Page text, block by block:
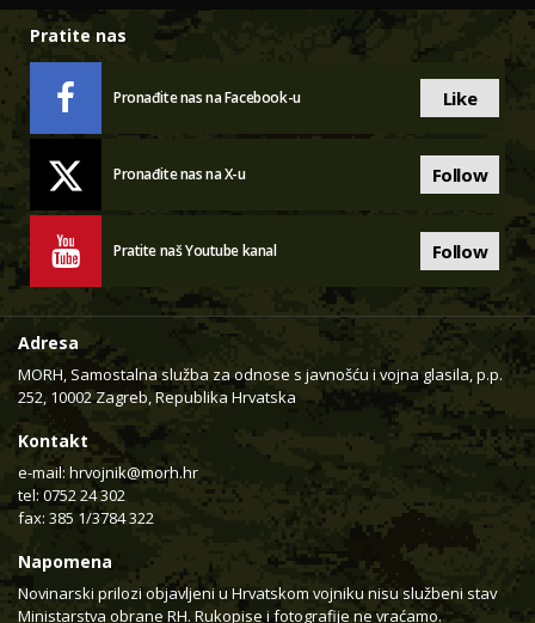
Pratite nas
Pronađite nas na Facebook-u Like
Pronađite nas na X-u Follow
Pratite naš Youtube kanal Follow
Adresa
MORH, Samostalna služba za odnose s javnošću i vojna glasila, p.p.
252, 10002 Zagreb, Republika Hrvatska
Kontakt
e-mail: hrvojnik@morh.hr
tel: 0752 24 302
fax: 385 1/3784 322
Napomena
Novinarski prilozi objavljeni u Hrvatskom vojniku nisu službeni stav
Ministarstva obrane RH. Rukopise i fotografije ne vraćamo.